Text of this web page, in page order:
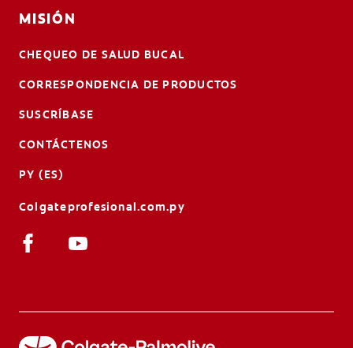
MISIÓN
CHEQUEO DE SALUD BUCAL
CORRESPONDENCIA DE PRODUCTOS
SUSCRÍBASE
CONTÁCTENOS
PY (ES)
Colgateprofesional.com.py